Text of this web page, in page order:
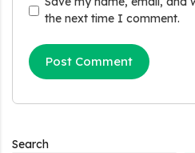
the next time I comment.
Search
करोड़ का लोन
Griha Sugam Yojana Apply
सकते है 8 लाख तक का लोन, मिलती है
PM SVANidhi Scheme Apply